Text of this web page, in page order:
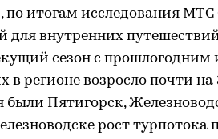
по итогам исследования
для внутренних
сезон с прошлогодним
в регионе возросло почти
Пятигорск,
рост турпотока